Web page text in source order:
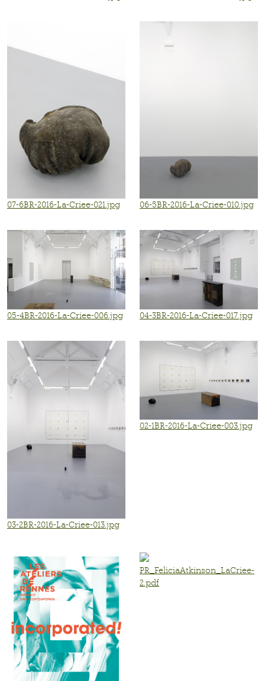
07-6BR-2016-La-Criee-021.jpg 06-5BR-2016-La-Criee-010.jpg
05-4BR-2016-La-Criee-006.jpg 04-3BR-2016-La-Criee-017.jpg
03-2BR-2016-La-Criee-013.jpg
02-1BR-2016-La-Criee-003.jpg
PR_FeliciaAtkinson_LaCriee-
2.pdf